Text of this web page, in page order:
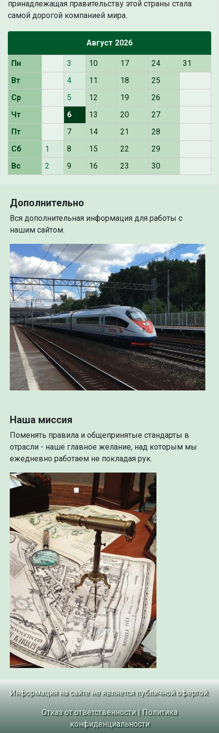
принадлежащая правительству этой страны стала
самой дорогой компанией мира.
Август 2026
Пн 3 10 17 24
31
Вт
4 11 18
25
Ср
5 12 19
26
Чт
6 13 20
27
Пт
7 14 21
28
Сб
1 8 15 22
29
Вс
2 9 16 23 30
Дополнительно
Вся дополнительная информация для работы с
нашим сайтом.
Наша миссия
Поменять правила и общепринятые стандарты в
отрасли - наше главное желание, над которым мы
ежедневно работаем не покладая рук.
Информация на сайте не является публичной офертой.
Отказ от ответственности| Политика
конфиденциальности